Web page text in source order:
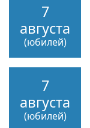
7
августа
(юбилей)
7
августа
(юбилей)